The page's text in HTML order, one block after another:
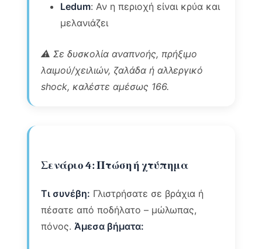
Ledum: Αν η περιοχή είναι κρύα και
μελανιάζει
⚠️ Σε δυσκολία αναπνοής, πρήξιμο
λαιμού/χειλιών, ζαλάδα ή αλλεργικό
shock, καλέστε αμέσως 166.
Σενάριο 4: Πτώση ή χτύπημα
Τι συνέβη: Γλιστρήσατε σε βράχια ή
πέσατε από ποδήλατο – μώλωπας,
πόνος. Άμεσα βήματα: